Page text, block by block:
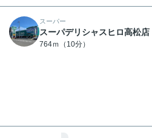
スーパー
スーパデリシャスヒロ高松店
764ｍ（10分）